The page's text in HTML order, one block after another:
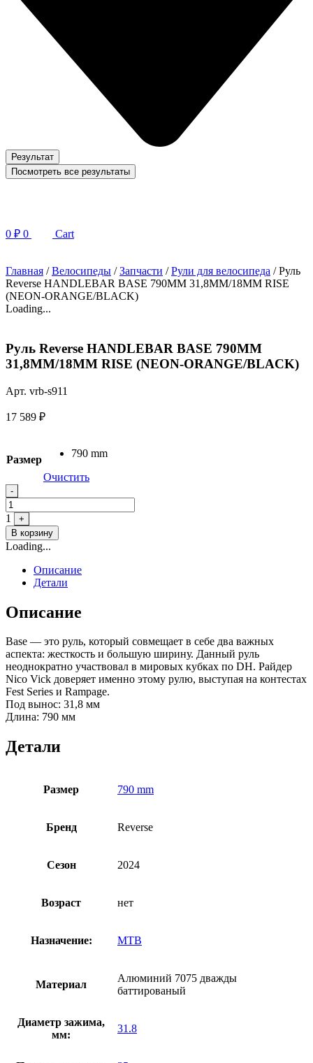
Результат
Посмотреть все результаты
0 ₽ 0 Cart
Главная /Велосипеды /Запчасти /Рули для велосипеда / Руль
Reverse HANDLEBAR BASE 790MM 31,8MM/18MM RISE
(NEON-ORANGE/BLACK)
Loading...
Руль Reverse HANDLEBAR BASE 790MM
31,8MM/18MM RISE (NEON-ORANGE/BLACK)
Арт. vrb-s911
17 589 ₽
Размер
790 mm
Очистить
Quantity
-
1
+
В корзину
Loading...
Описание
Детали
Описание
Base — это руль, который совмещает в себе два важных
аспекта: жесткость и большую ширину. Данный руль
неоднократно участвовал в мировых кубках по DH. Райдер
Nico Vick доверяет именно этому рулю, выступая на контестах
Fest Series и Rampage.
Под вынос: 31,8 мм
Длина: 790 мм
Детали
Размер 790 mm
Бренд Reverse
Сезон 2024
Возраст нет
Назначение: MTB
Материал
Алюминий 7075 дважды
баттированый
Диаметр зажима,
мм:
31.8